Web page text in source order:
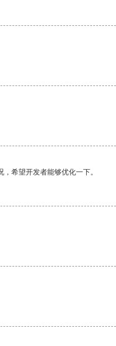
希望开发者能够优化一下。